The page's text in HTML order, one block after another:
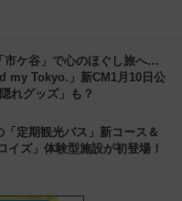
市ケ谷」で心のほぐし旅へ…
my Tokyo.」新CM1月10日公
れグッズ」も？
定期観光バス」新コース＆
イズ」体験型施設が初登場！